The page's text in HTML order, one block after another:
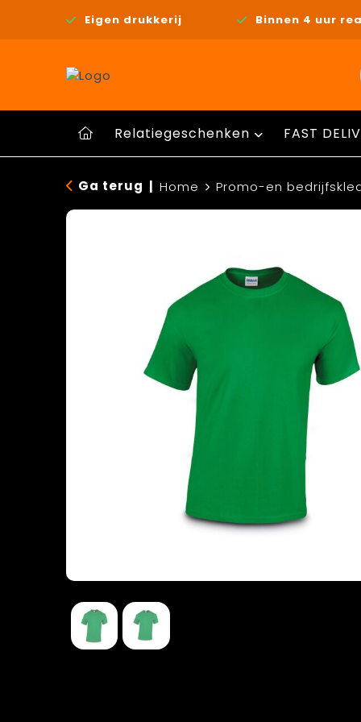
Eigen drukkerij Binnen 4 uur
Relatiegeschenken FAST
Ga terug Home Promo-en